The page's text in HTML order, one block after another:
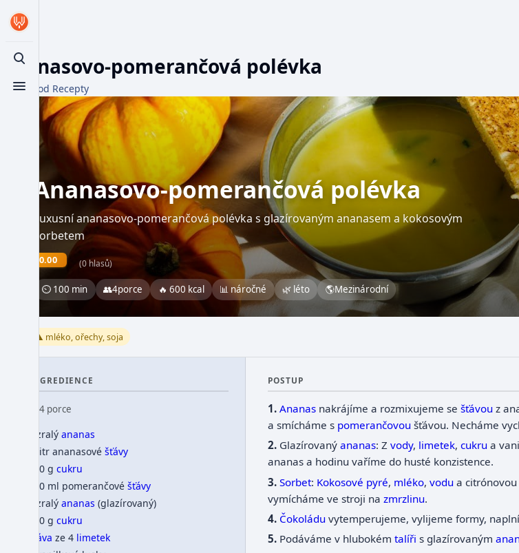
Toggle search
Toggle menu
Ananasovo-pomerančová polévka
Z WikiFood Recepty
Ananasovo-pomerančová polévka
Luxusní ananasovo-pomerančová polévka s glazírovaným ananasem a kokosovým
sorbetem
0.00 (0 hlasů)
⏲ 100 min 👥4porce 🔥 600 kcal 📊 náročné 🌿 léto 🌎Mezinárodní
⚠️ mléko, ořechy, soja
INGREDIENCE
👥 4 porce
1 zralý ananas
1 litr ananasové šťávy
250 g cukru
250 ml pomerančové šťávy
1 zralý ananas (glazírovaný)
500 g cukru
šťáva ze 4 limetek
POSTUP
Ananasnakrájíme a rozmixujeme se šťávou z
a smícháme s pomerančovou šťávou. Necháme
Glazírovaný ananas: Z vody, limetek, cukru a
ananas a hodinu vaříme do husté konzistence.
Sorbet: Kokosové pyré, mléko, vodu a citrónovou
vymícháme ve stroji na zmrzlinu.
Čokoládu vytemperujeme, vylijeme formy,
Podáváme v hlubokém talíři s glazírovaným